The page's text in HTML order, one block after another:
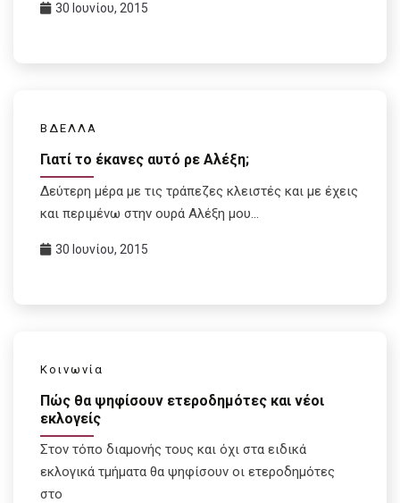
30 Ιουνίου, 2015
ΒΔΕΛΛΑ
Γιατί το έκανες αυτό ρε Αλέξη;
Δεύτερη μέρα με τις τράπεζες κλειστές και με έχεις
και περιμένω στην ουρά Αλέξη μου…
30 Ιουνίου, 2015
Κοινωνία
Πώς θα ψηφίσουν ετεροδημότες και νέοι
εκλογείς
Στον τόπο διαμονής τους και όχι στα ειδικά
εκλογικά τμήματα θα ψηφίσουν οι ετεροδημότες
στο